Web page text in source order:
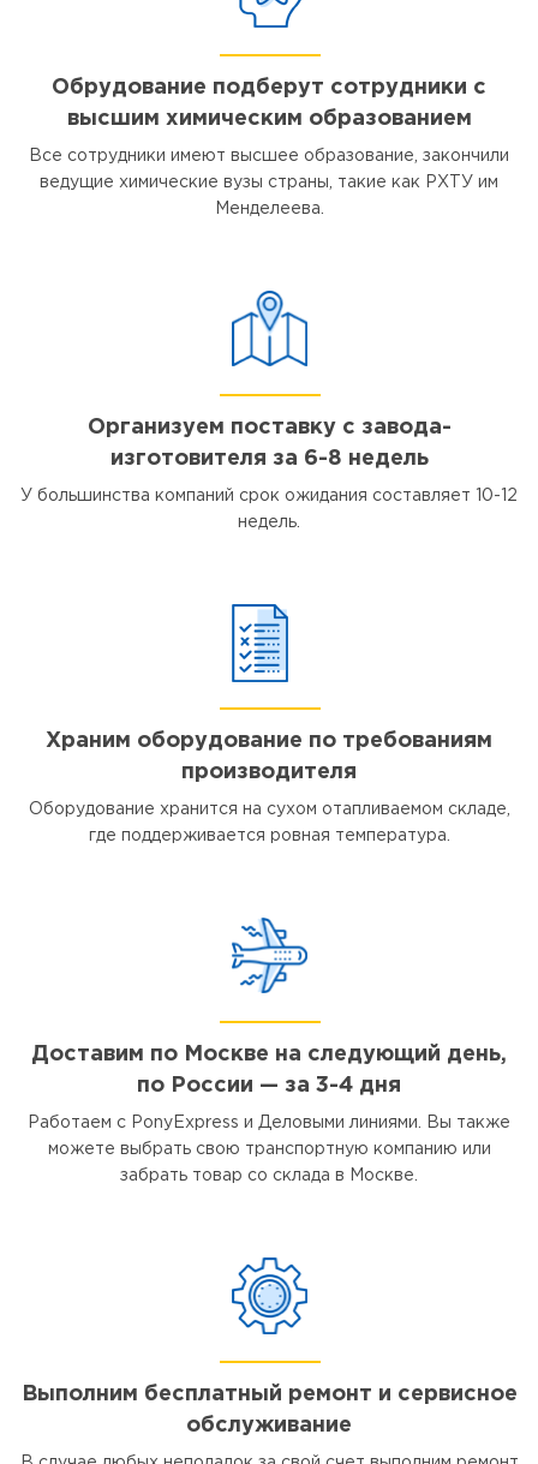
Обрудование подберут сотрудники с
высшим химическим образованием
Все сотрудники имеют высшее образование, закончили
ведущие химические вузы страны, такие как РХТУ им
Менделеева.
Организуем поставку с завода-
изготовителя за 6-8 недель
У большинства компаний срок ожидания составляет 10-12
недель.
Храним оборудование по требованиям
производителя
Оборудование хранится на сухом отапливаемом складе,
где поддерживается ровная температура.
Доставим по Москве на следующий день,
по России — за 3-4 дня
Работаем с PonyExpress и Деловыми линиями. Вы также
можете выбрать свою транспортную компанию или
забрать товар со склада в Москве.
Выполним бесплатный ремонт и сервисное
обслуживание